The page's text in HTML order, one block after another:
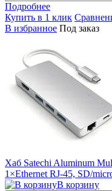
Подробнее
Купить в 1 клик
В избранное Под заказ
Хаб Satechi Aluminum
1×Ethernet RJ-45, SD/
В корзину